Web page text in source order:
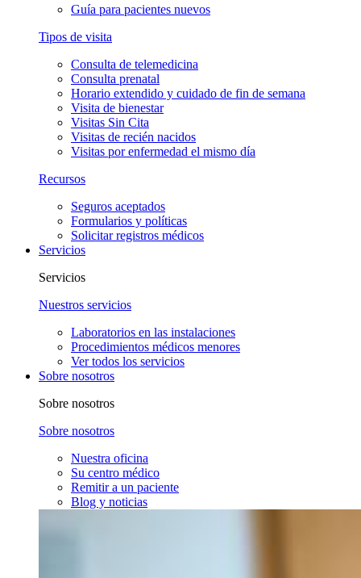
Guía para pacientes nuevos
Tipos de visita
Consulta de telemedicina
Consulta prenatal
Horario extendido y cuidado de fin de semana
Visita de bienestar
Visitas Sin Cita
Visitas de recién nacidos
Visitas por enfermedad el mismo día
Recursos
Seguros aceptados
Formularios y políticas
Solicitar registros médicos
Servicios
Servicios
Nuestros servicios
Laboratorios en las instalaciones
Procedimientos médicos menores
Ver todos los servicios
Sobre nosotros
Sobre nosotros
Sobre nosotros
Nuestra oficina
Su centro médico
Remitir a un paciente
Blog y noticias